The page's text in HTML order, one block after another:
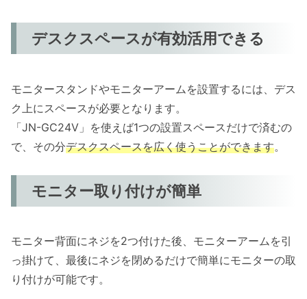
デスクスペースが有効活用できる
モニタースタンドやモニターアームを設置するには、デス
ク上にスペースが必要となります。
「JN-GC24V」を使えば1つの設置スペースだけで済むの
で、その分デスクスペースを広く使うことができます。
モニター取り付けが簡単
モニター背面にネジを2つ付けた後、モニターアームを引
っ掛けて、最後にネジを閉めるだけで簡単にモニターの取
り付けが可能です。